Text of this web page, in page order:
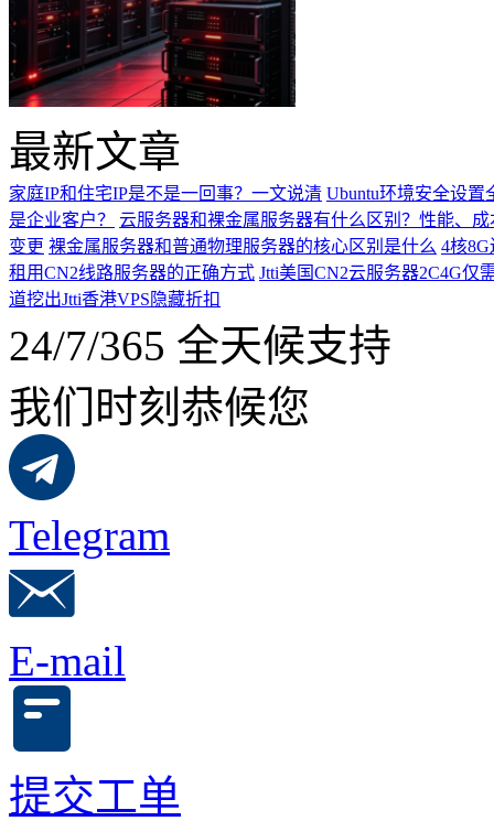
最新文章
家庭IP和住宅IP是不是一回事？一文说清 Ubuntu环境安全设
是企业客户？
云服务器和裸金属服务器有什么区别？性能、
变更 裸金属服务器和普通物理服务器的核心区别是什么 4核
租用CN2线路服务器的正确方式 Jtti美国CN2云服务器2C4G仅
道挖出Jtti香港VPS隐藏折扣
24/7/365 全天候支持
我们时刻恭候您
Telegram
E-mail
提交工单